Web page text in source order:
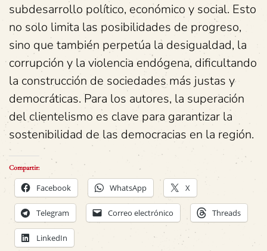
subdesarrollo político, económico y social. Esto
no solo limita las posibilidades de progreso,
sino que también perpetúa la desigualdad, la
corrupción y la violencia endógena, dificultando
la construcción de sociedades más justas y
democráticas. Para los autores, la superación
del clientelismo es clave para garantizar la
sostenibilidad de las democracias en la región.
Compartir:
Facebook WhatsApp X
Telegram Correo electrónico Threads
LinkedIn